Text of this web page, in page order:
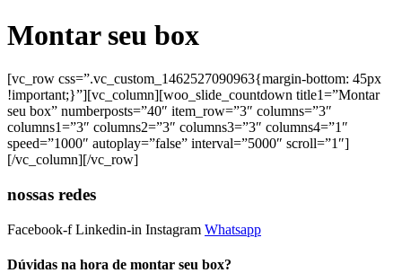
Montar seu box
[vc_row css=”.vc_custom_1462527090963{margin-bottom: 45px
!important;}”][vc_column][woo_slide_countdown title1=”Montar
seu box” numberposts=”40″ item_row=”3″ columns=”3″
columns1=”3″ columns2=”3″ columns3=”3″ columns4=”1″
speed=”1000″ autoplay=”false” interval=”5000″ scroll=”1″]
[/vc_column][/vc_row]
nossas redes
Facebook-f Linkedin-in Instagram Whatsapp
Dúvidas na hora de montar seu box?